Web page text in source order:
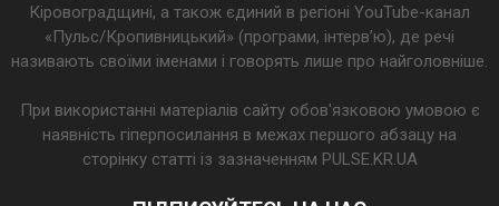
Кіровоградщині, а також єдиний в регіоні YouTube-канал
«Пульс/Кропивницький» (програми, інтерв’ю), де речі
називають своїми іменами і говорять лише про найголовніше.
При використанні матеріалів сайту обов'язковою умовою є
наявність гіперпосилання в межах першого абзацу на
сторінку статті із зазначенням PULSE.KR.UA